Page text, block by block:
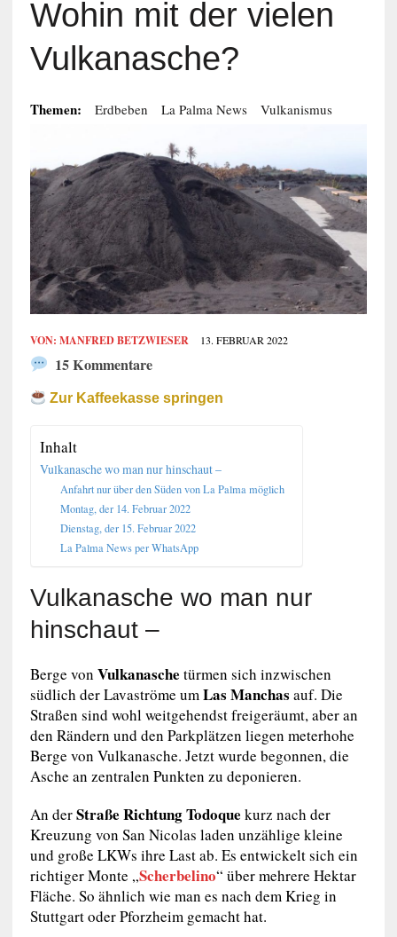
Wohin mit der vielen
Vulkanasche?
Themen: Erdbeben La Palma News Vulkanismus
VON: MANFRED BETZWIESER 13. FEBRUAR 2022
15 Kommentare
Zur Kaffeekasse springen
Inhalt
Vulkanasche wo man nur hinschaut –
Anfahrt nur über den Süden von La Palma möglich
Montag, der 14. Februar 2022
Dienstag, der 15. Februar 2022
La Palma News per WhatsApp
Vulkanasche wo man nur
hinschaut –
Berge von Vulkanasche türmen sich inzwischen
südlich der Lavaströme umLas Manchas auf. Die
Straßen sind wohl weitgehendst freigeräumt, aber an
den Rändern und den Parkplätzen liegen meterhohe
Berge von Vulkanasche. Jetzt wurde begonnen, die
Asche an zentralen Punkten zu deponieren.
An derStraße Richtung Todoque kurz nach der
Kreuzung von San Nicolas laden unzählige kleine
und große LKWs ihre Last ab. Es entwickelt sich ein
richtiger Monte „Scherbelino“ über mehrere Hektar
Fläche. So ähnlich wie man es nach dem Krieg in
Stuttgart oder Pforzheim gemacht hat.